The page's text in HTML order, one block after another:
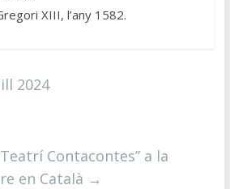
XIII, l’any 1582.
2024
Contacontes” a la
en Català →